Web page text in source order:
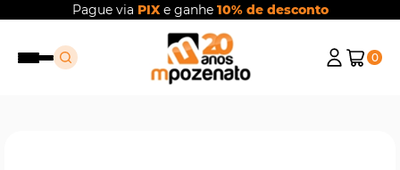
Pague via PIXe ganhe 10% de desconto
0